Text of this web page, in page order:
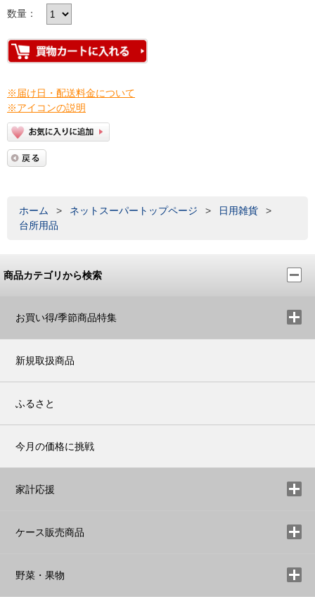
数量：
※届け日・配送料金について
※アイコンの説明
ホーム > ネットスーパートップページ > 日用雑貨
>
台所用品
商品カテゴリから検索
お買い得/季節商品特集
新規取扱商品
ふるさと
今月の価格に挑戦
家計応援
ケース販売商品
野菜・果物